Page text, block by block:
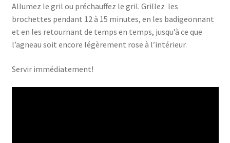
Allumez le gril ou préchauffez le gril. Grillez les
brochettes pendant 12 à 15 minutes, en les badigeonnant
et en les retournant de temps en temps, jusqu’à ce que
l’agneau soit encore légèrement rose à l’intérieur.
Servir immédiatement!